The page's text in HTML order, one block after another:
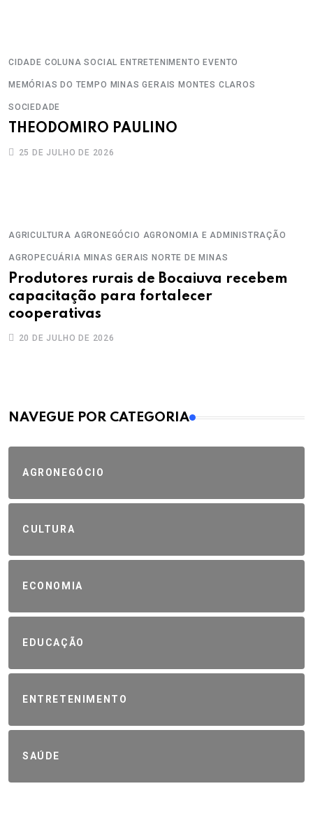
CIDADE COLUNA SOCIAL ENTRETENIMENTO EVENTO
MEMÓRIAS DO TEMPO MINAS GERAIS MONTES CLAROS
SOCIEDADE
THEODOMIRO PAULINO
25 DE JULHO DE 2026
AGRICULTURA AGRONEGÓCIO AGRONOMIA E ADMINISTRAÇÃO
AGROPECUÁRIA MINAS GERAIS NORTE DE MINAS
Produtores rurais de Bocaiuva recebem
capacitação para fortalecer
cooperativas
20 DE JULHO DE 2026
MAIS VISTOS
NAVEGUE POR CATEGORIA
AGRONEGÓCIO
CULTURA
ECONOMIA
EDUCAÇÃO
ENTRETENIMENTO
SAÚDE